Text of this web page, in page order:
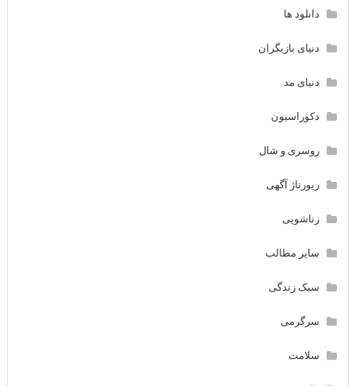
دانلود ها
دنیای بازیگران
دنیای مد
دکوراسیون
روسری و شال
رپورتاژ آگهی
زناشویی
سایر مطالب
سبک زندگی
سرگرمی
سلامت